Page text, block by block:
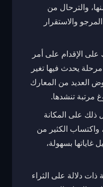
والترحال من
والاستقرار
على الإقدام على أمر
مرحلة يحدث فيها تغير
العديد من المعارك
مرتبة تنشدها.
ذلك على المكانة
واكتساب الكثير من
غاياتها بسهولة،
ذات دلالة على الثراء